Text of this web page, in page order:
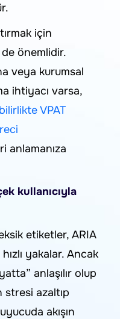
için
önemlidir.
veya kurumsal
ihtiyacı varsa,
VPAT
anlamanıza
kullanıcıyla
etiketler, ARIA
yakalar. Ancak
anlaşılır olup
stresi azaltıp
akışın